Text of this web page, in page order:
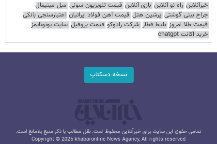
خبرآنلاین راه نو آنلاین بازی آنلاین قیمت تلویزیون سونی مبل مینیمال
جراح بینی گوشتی پرشین هتل قیمت آهن فولاد ایرانیان اعتبارسنجی بانکی
قیمت طلا امروز بلیط قطار شرکت رادوکو قیمت پروفیل سایت یوتوتایمز
خرید اکانت chatgpt
نسخه دسکتاپ
تمامی حقوق این سایت برای خبرآنلاین محفوظ است. نقل مطالب با ذکر منبع بلامانع است.
Copyright © 2025 khabaronline News Agancy, All rights reserved